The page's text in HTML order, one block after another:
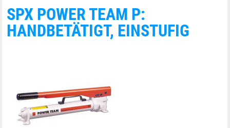
SPX POWER TEAM P:
HANDBETÄTIGT, EINSTUFIG